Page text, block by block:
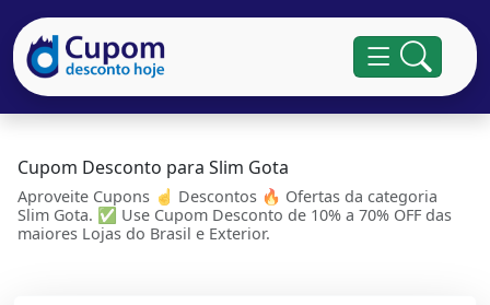
Cupom Desconto para Slim Gota
Aproveite Cupons ☝ Descontos 🔥 Ofertas da categoria
Slim Gota. ✅ Use Cupom Desconto de 10% a 70% OFF das
maiores Lojas do Brasil e Exterior.